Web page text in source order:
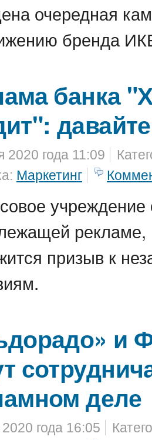
очередная
бренда
банка
2020 года 11:09
Маркетинг
учреждение
рекламе,
призыв к
и
деле
года 16:05